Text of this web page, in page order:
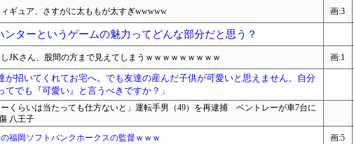
ギュア、さすがに太ももが太すぎwwwww 画:3
ンターというゲームの魅力ってどんな部分だと思う？
しJKさん、股間の方まで見えてしまうｗｗｗｗｗｗｗｗｗ 画:1
が招いてくれてお宅へ。でも友達の産んだ子供が可愛いと思えません。自分
てでも『可愛い』と言うべきですか？」
ーくらいは当たっても仕方ないと」運転手男（49）を再逮捕 ベントレーが車7台に
八王子
福岡ソフトバンクホークスの監督ｗｗｗ 画:5